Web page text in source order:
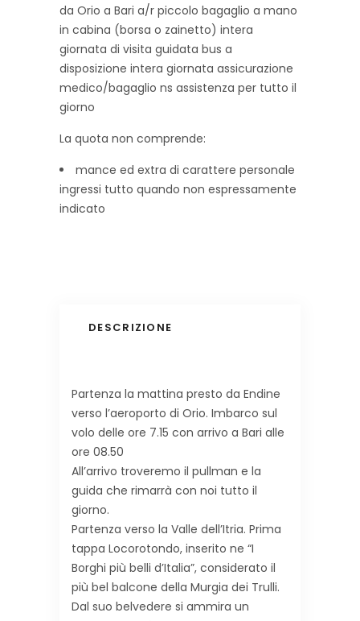
da Orio a Bari a/r piccolo bagaglio a mano
in cabina (borsa o zainetto) intera
giornata di visita guidata bus a
disposizione intera giornata assicurazione
medico/bagaglio ns assistenza per tutto il
giorno
La quota non comprende:
mance ed extra di carattere personale
ingressi tutto quando non espressamente
indicato
DESCRIZIONE
Partenza la mattina presto da Endine
verso l’aeroporto di Orio. Imbarco sul
volo delle ore 7.15 con arrivo a Bari alle
ore 08.50
All’arrivo troveremo il pullman e la
guida che rimarrà con noi tutto il
giorno.
Partenza verso la Valle dell’Itria. Prima
tappa Locorotondo, inserito ne “I
Borghi più belli d’Italia”, considerato il
più bel balcone della Murgia dei Trulli.
Dal suo belvedere si ammira un